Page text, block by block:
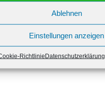
Ablehnen
Einstellungen anzeigen
RichtlinieDatenschutzerklärung